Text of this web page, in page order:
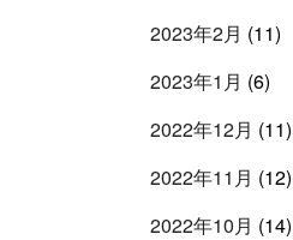
2023年2月 (11)
2023年1月 (6)
2022年12月 (11)
2022年11月 (12)
2022年10月 (14)